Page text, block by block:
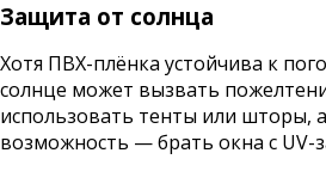
Защита от солнца
Хотя ПВХ-плёнка устойчива к
солнце может вызвать
использовать тенты или шторы, а
возможность — брать окна с UV-